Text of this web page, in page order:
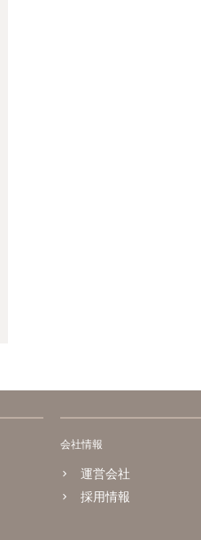
会社情報
運営会社
採用情報